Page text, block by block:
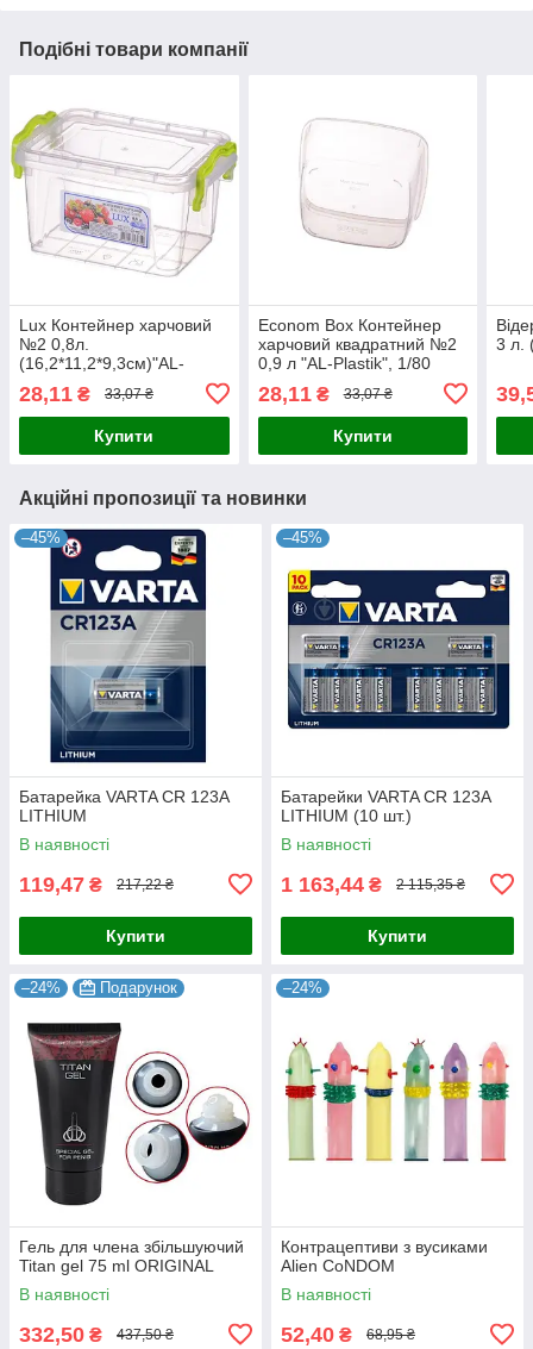
Подібні товари компанії
Lux Контейнер харчовий
№2 0,8л.
(16,2*11,2*9,3см)"AL-
28,11 ₴ 33,07 ₴
Купити
Econom Box Контейнер
харчовий квадратний №2
0,9 л "AL-Plastik", 1/80
28,11₴ 33,07 ₴
Купити
3 л.
Акційні пропозиції та новинки
–45%
Батарейка VARTA CR 123A
LITHIUM
В наявності
119,47 ₴ 217,22 ₴
Купити
–45%
Батарейки VARTA CR 123A
LITHIUM (10 шт.)
В наявності
1 163,44 ₴ 2 115,35 ₴
Купити
–24% Подарунок
Гель для члена збільшуючий
Titan gel 75 ml ORIGINAL
В наявності
332,50 ₴ 437,50 ₴
–24%
Контрацептиви з вусиками
Alien CoNDOM
В наявності
52,40 ₴ 68,95 ₴